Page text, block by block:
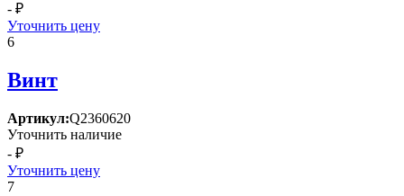
- ₽
Уточнить цену
6
Винт
Артикул:Q2360620
Уточнить наличие
- ₽
Уточнить цену
7